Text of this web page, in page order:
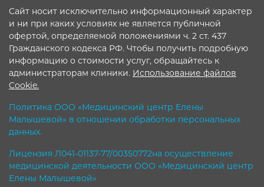
Сайт носит исключительно информационный характер
и ни при каких условиях не является публичной
офертой, определяемой положениями ч. 2 ст. 437
Гражданского кодекса РФ. Чтобы получить подробную
информацию о стоимости услуг, обращайтесь к
администраторам клиники. Использование файлов
Cookie.
Политика ООО «Медицинский центр Елены
Малышевой» в отношении обработки персональных
данных.
Лицензия Л041-01137-77/00350772на осуществление
медицинской деятельности ООО «Медицинский центр
Елены Малышевой»